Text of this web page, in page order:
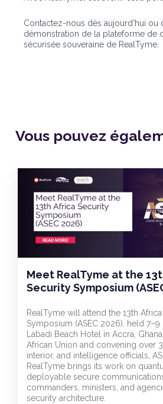
Contactez-nous dès aujourd'hui ou
démonstration de la plateforme de
sécurisée souveraine de RealTyme.
Vous pouvez
Meet RealTyme at the
Security Symposium
RealTyme will attend the 13th
Symposium (ASEC 2026), held
Labadi Beach Hotel in Accra,
African Union and convening over
interior, and intelligence officials,
RealTyme brings its work on
deployable secure
commanders, ministers, and
security architecture.